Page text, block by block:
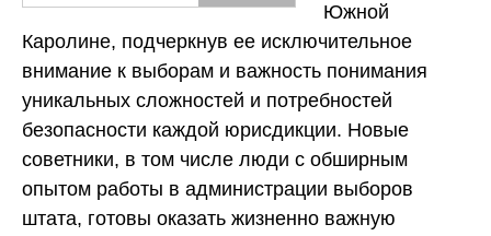
Южной
Каролине, подчеркнув ее исключительное
внимание к выборам и важность понимания
уникальных сложностей и потребностей
безопасности каждой юрисдикции. Новые
советники, в том числе люди с обширным
опытом работы в администрации выборов
штата, готовы оказать жизненно важную